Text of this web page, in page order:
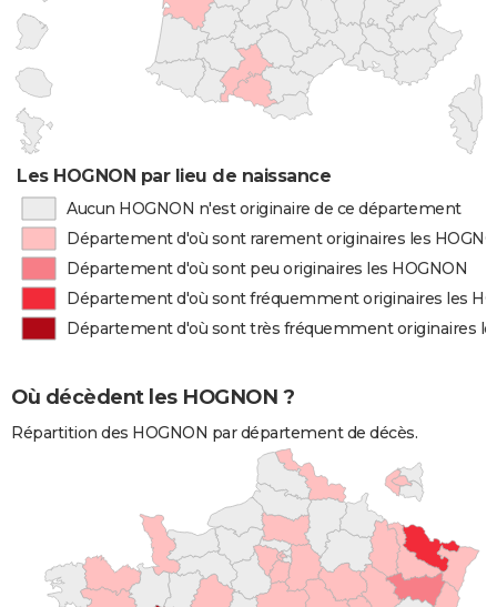
Les HOGNON par lieu de naissance
Aucun HOGNON n'est originaire de ce département
Département d'où sont rarement originaires les
Département d'où sont peu originaires les HOGNON
Département d'où sont fréquemment originaires les
Département d'où sont très fréquemment originaires
Où décèdent les HOGNON ?
Répartition des HOGNON par département de décès.